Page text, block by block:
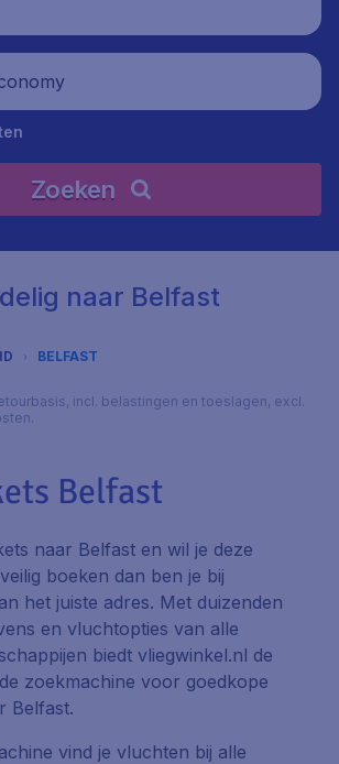
Zoeken
naar Belfast
BELFAST
incl. belastingen en toeslagen, excl.
Belfast
naar Belfast en wil je deze
boeken dan ben je bij
het juiste adres. Met duizenden
en vluchtopties van alle
biedt vliegwinkel.nl de
zoekmachine voor goedkope
Belfast.
vind je vluchten bij alle